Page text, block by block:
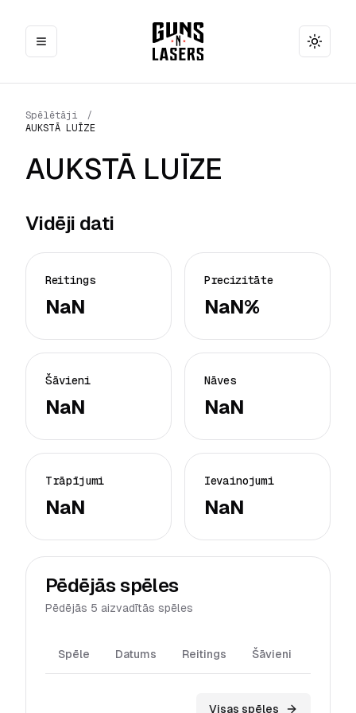
Toggle
Spēlētāji
/
AUKSTĀ LUĪZE
AUKSTĀ LUĪZE
Vidēji dati
Reitings
NaN
Precizitāte
NaN%
Šāvieni
NaN
Nāves
NaN
Trāpījumi
NaN
Ievainojumi
NaN
Pēdējās spēles
Pēdējās 5 aizvadītās spēles
Spēle Datums Reitings Šāvieni
Visas spēles